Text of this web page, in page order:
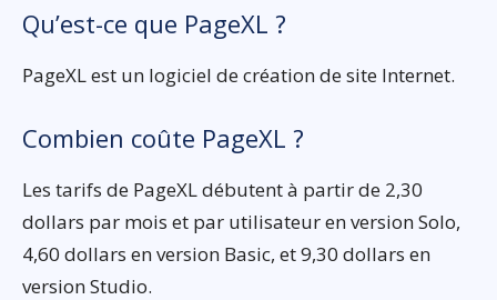
Qu’est-ce que PageXL ?
PageXL est un logiciel de création de site Internet.
Combien coûte PageXL ?
Les tarifs de PageXL débutent à partir de 2,30
dollars par mois et par utilisateur en version Solo,
4,60 dollars en version Basic, et 9,30 dollars en
version Studio.